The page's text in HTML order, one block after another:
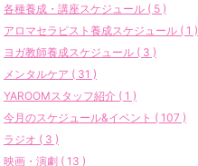
各種養成・講座スケジュール ( 5 )
アロマセラピスト養成スケジュール ( 1 )
ヨガ教師養成スケジュール ( 3 )
メンタルケア ( 31 )
YAROOMスタッフ紹介 ( 1 )
今月のスケジュール&イベント ( 107 )
ラジオ ( 3 )
映画・演劇 ( 13 )